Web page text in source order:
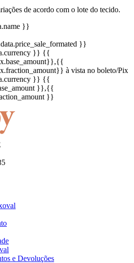
de acordo com o lote do tecido.
}}
}}
}} {{
,{{
à vista no boleto/Pix
}} {{
}},{{
}}
e Devoluções